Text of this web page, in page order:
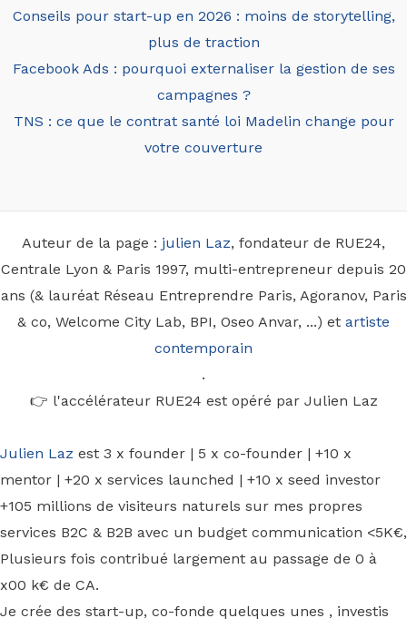
Conseils pour start-up en 2026 : moins de storytelling,
plus de traction
Facebook Ads : pourquoi externaliser la gestion de ses
campagnes ?
TNS : ce que le contrat santé loi Madelin change pour
votre couverture
Auteur de la page : julien Laz, fondateur de RUE24,
Centrale Lyon & Paris 1997, multi-entrepreneur depuis 20
ans (& lauréat Réseau Entreprendre Paris, Agoranov, Paris
& co, Welcome City Lab, BPI, Oseo Anvar, ...) et artiste
contemporain
.
👉 l'accélérateur RUE24 est opéré par Julien Laz
Julien Laz est 3 x founder | 5 x co-founder | +10 x
mentor | +20 x services launched | +10 x seed investor
+105 millions de visiteurs naturels sur mes propres
services B2C & B2B avec un budget communication <5K€,
Plusieurs fois contribué largement au passage de 0 à
x00 k€ de CA.
Je crée des start-up, co-fonde quelques unes , investis